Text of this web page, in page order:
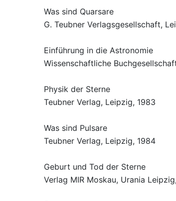
Was sind Quarsare
G. Teubner Verlagsgesellschaft,
Einführung in die Astronomie
Wissenschaftliche
Physik der Sterne
Teubner Verlag, Leipzig, 1983
Was sind Pulsare
Teubner Verlag, Leipzig, 1984
Geburt und Tod der Sterne
Verlag MIR Moskau, Urania